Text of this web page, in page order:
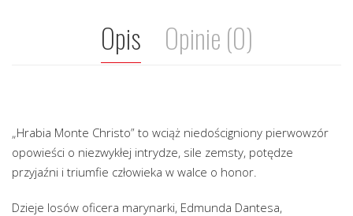
Opis Opinie (0)
„Hrabia Monte Christo” to wciąż niedościgniony pierwowzór
opowieści o niezwykłej intrydze, sile zemsty, potędze
przyjaźni i triumfie człowieka w walce o honor.
Dzieje losów oficera marynarki, Edmunda Dantesa,